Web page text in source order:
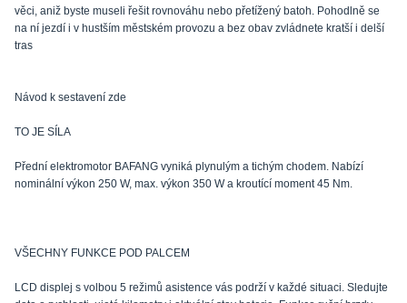
věci, aniž byste museli řešit rovnováhu nebo přetížený batoh. Pohodlně se
na ní jezdí i v hustším městském provozu a bez obav zvládnete kratší i delší
tras
Návod k sestavení zde
TO JE SÍLA
Přední elektromotor BAFANG vyniká plynulým a tichým chodem. Nabízí
nominální výkon 250 W, max. výkon 350 W a kroutící moment 45 Nm.
VŠECHNY FUNKCE POD PALCEM
LCD displej s volbou 5 režimů asistence vás podrží v každé situaci. Sledujte